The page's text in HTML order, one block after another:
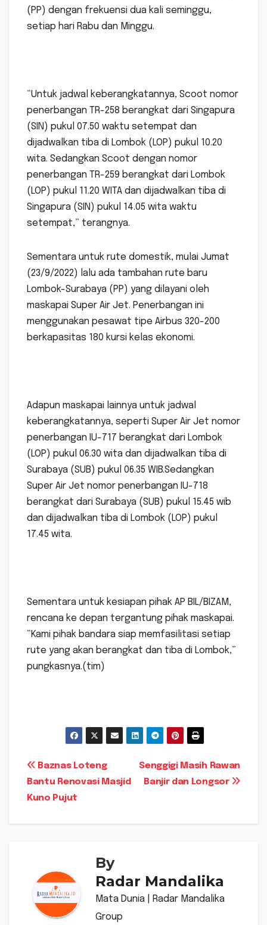
(PP) dengan frekuensi dua kali seminggu,
setiap hari Rabu dan Minggu.
“Untuk jadwal keberangkatannya, Scoot nomor
penerbangan TR-258 berangkat dari Singapura
(SIN) pukul 07.50 waktu setempat dan
dijadwalkan tiba di Lombok (LOP) pukul 10.20
wita. Sedangkan Scoot dengan nomor
penerbangan TR-259 berangkat dari Lombok
(LOP) pukul 11.20 WITA dan dijadwalkan tiba di
Singapura (SIN) pukul 14.05 wita waktu
setempat,” terangnya.
Sementara untuk rute domestik, mulai Jumat
(23/9/2022) lalu ada tambahan rute baru
Lombok-Surabaya (PP) yang dilayani oleh
maskapai Super Air Jet. Penerbangan ini
menggunakan pesawat tipe Airbus 320-200
berkapasitas 180 kursi kelas ekonomi.
Adapun maskapai lainnya untuk jadwal
keberangkatannya, seperti Super Air Jet nomor
penerbangan IU-717 berangkat dari Lombok
(LOP) pukul 06.30 wita dan dijadwalkan tiba di
Surabaya (SUB) pukul 06.35 WIB.Sedangkan
Super Air Jet nomor penerbangan IU-718
berangkat dari Surabaya (SUB) pukul 15.45 wib
dan dijadwalkan tiba di Lombok (LOP) pukul
17.45 wita.
Sementara untuk kesiapan pihak AP BIL/BIZAM,
rencana ke depan tergantung pihak maskapai.
“Kami pihak bandara siap memfasilitasi setiap
rute yang akan berangkat dan tiba di Lombok,”
pungkasnya.(tim)
Navigasi
pos
Senggigi Masih Rawan
Banjir dan Longsor
Baznas Loteng
Bantu Renovasi Masjid
Kuno Pujut
By
Radar Mandalika
Mata Dunia | Radar Mandalika
Group